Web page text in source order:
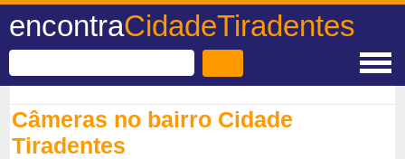
encontraCidadeTiradentes
Câmeras no bairro Cidade
Tiradentes